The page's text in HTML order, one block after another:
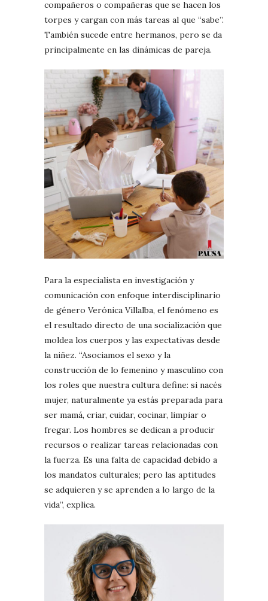
compañeros o compañeras que se hacen los
torpes y cargan con más tareas al que “sabe”.
También sucede entre hermanos, pero se da
principalmente en las dinámicas de pareja.
Para la especialista en investigación y
comunicación con enfoque interdisciplinario
de género Verónica Villalba, el fenómeno es
el resultado directo de una socialización que
moldea los cuerpos y las expectativas desde
la niñez. “Asociamos el sexo y la
construcción de lo femenino y masculino con
los roles que nuestra cultura define: si nacés
mujer, naturalmente ya estás preparada para
ser mamá, criar, cuidar, cocinar, limpiar o
fregar. Los hombres se dedican a producir
recursos o realizar tareas relacionadas con
la fuerza. Es una falta de capacidad debido a
los mandatos culturales; pero las aptitudes
se adquieren y se aprenden a lo largo de la
vida”, explica.